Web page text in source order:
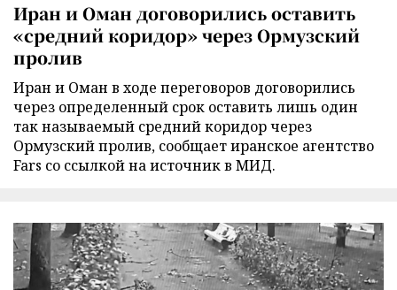
Иран и Оман договорились оставить
«средний коридор» через Ормузский
пролив
Иран и Оман в ходе переговоров договорились
через определенный срок оставить лишь один
так называемый средний коридор через
Ормузский пролив, сообщает иранское агентство
Fars со ссылкой на источник в МИД.